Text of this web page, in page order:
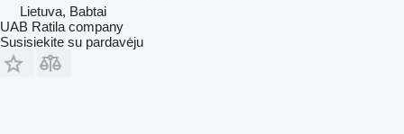
Lietuva, Babtai
UAB Ratila company
Susisiekite su pardavėju